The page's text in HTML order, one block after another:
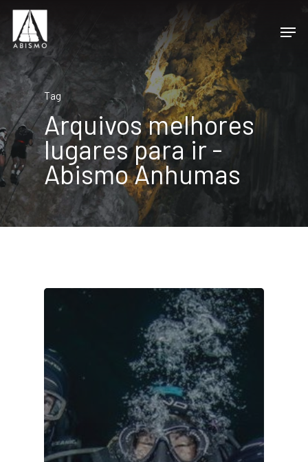
Tag
Arquivos melhores
lugares para ir -
Abismo Anhumas